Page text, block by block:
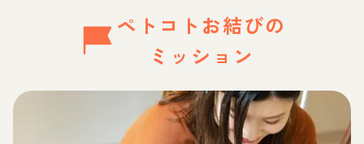
ペトコトお結びの
ミッション